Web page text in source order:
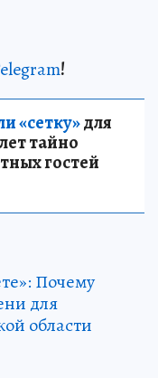
!
«сетку»для
тайно
гостей
Почему
для
области